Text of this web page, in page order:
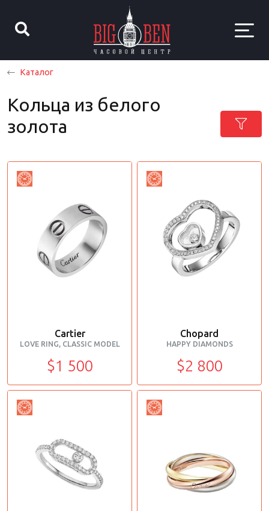
Каталог
Кольца из белого
золота
Cartier
LOVE RING, CLASSIC MODEL
$1 500
Chopard
HAPPY DIAMONDS
$2 800